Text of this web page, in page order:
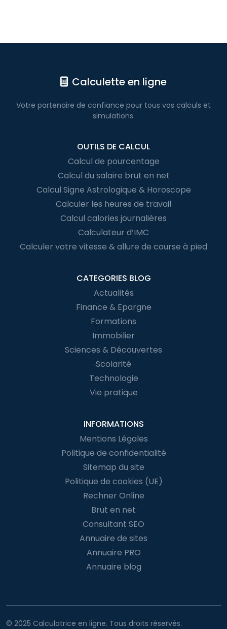
Calculette en ligne
Votre partenaire de confiance pour tous vos calculs et
simulations.
OUTILS DE CALCUL
Calcul de pourcentage
Calcul du salaire brut en net
Calcul Signe Astrologique & Horoscope
Calculer les heures de travail
Calcul calories journalières
Calculateur d’IMC
Calculer votre vitesse & allure de course à pied
CATEGORIES BLOG
Actualités
Finance & Epargne
Formations
Immobilier
Sciences & Découvertes
Scolarité
Technologie
Vie pratique
INFORMATIONS
Mentions Légales
Politique de confidentialité
Sitemap du site
Politique de cookies (UE)
Rechner Online
Brut en net
Consultant SEO
Annuaire de sites
Annuaire PRO
Annuaire blog
© 2025 Calculatrice en ligne. Tous droits réservés.